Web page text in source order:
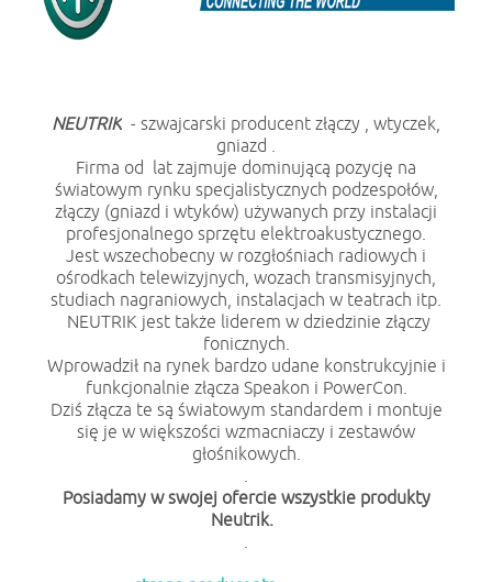
NEUTRIK - szwajcarski producent złączy , wtyczek,
gniazd .
Firma od lat zajmuje dominującą pozycję na
światowym rynku specjalistycznych podzespołów,
złączy (gniazd i wtyków) używanych przy instalacji
profesjonalnego sprzętu elektroakustycznego.
Jest wszechobecny w rozgłośniach radiowych i
ośrodkach telewizyjnych, wozach transmisyjnych,
studiach nagraniowych, instalacjach w teatrach itp.
NEUTRIK jest także liderem w dziedzinie złączy
fonicznych.
Wprowadził na rynek bardzo udane konstrukcyjnie i
funkcjonalnie złącza Speakon i PowerCon.
Dziś złącza te są światowym standardem i montuje
się je w większości wzmacniaczy i zestawów
głośnikowych.
.
Posiadamy w swojej ofercie wszystkie produkty
Neutrik.
.